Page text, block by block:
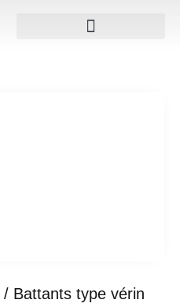
/ Battants type vérin